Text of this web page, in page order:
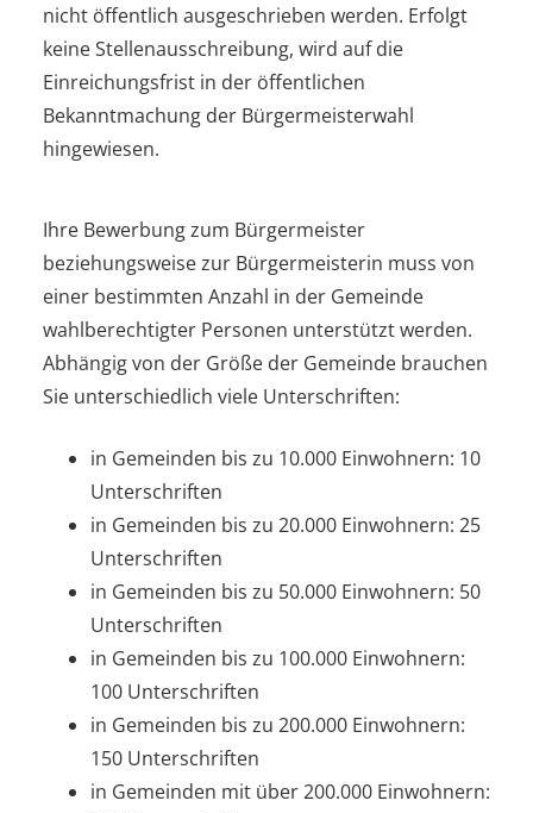
nicht öffentlich ausgeschrieben werden. Erfolgt
keine Stellenausschreibung, wird auf die
Einreichungsfrist in der öffentlichen
Bekanntmachung der Bürgermeisterwahl
hingewiesen.
Ihre Bewerbung zum Bürgermeister
beziehungsweise zur Bürgermeisterin muss von
einer bestimmten Anzahl in der Gemeinde
wahlberechtigter Personen unterstützt werden.
Abhängig von der Größe der Gemeinde brauchen
Sie unterschiedlich viele Unterschriften:
in Gemeinden bis zu 10.000 Einwohnern: 10
Unterschriften
in Gemeinden bis zu 20.000 Einwohnern: 25
Unterschriften
in Gemeinden bis zu 50.000 Einwohnern: 50
Unterschriften
in Gemeinden bis zu 100.000 Einwohnern:
100 Unterschriften
in Gemeinden bis zu 200.000 Einwohnern:
150 Unterschriften
in Gemeinden mit über 200.000 Einwohnern: